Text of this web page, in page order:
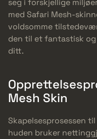
seg i forskjellige
med Safari Mesh-
voldsomme
den til et fantastisk
ditt.
Mesh Skin
Skapelsesprosessen
huden bruker